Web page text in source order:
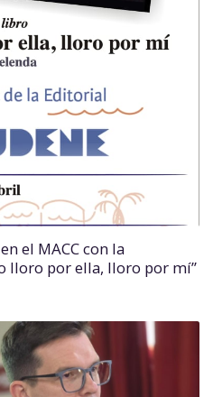
el MACC con la
lloro por ella, lloro por mí”